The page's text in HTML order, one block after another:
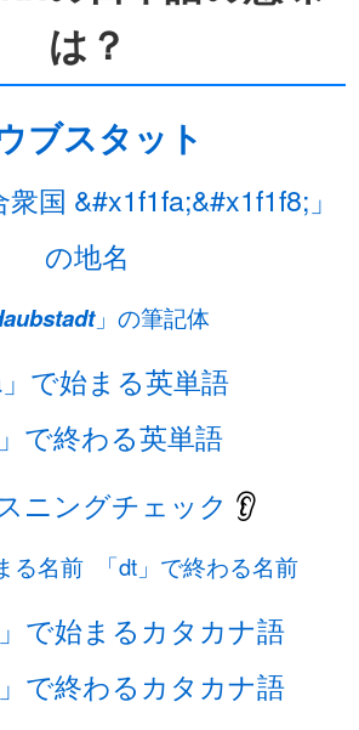
は？
ブスタット
衆国 &#x1f1fa;&#x1f1f8;」
の地名
」の筆記体
」で始まる英単語
」で終わる英単語
ニングチェック 👂
る名前 「dt」で終わる名前
で始まるカタカナ語
で終わるカタカナ語